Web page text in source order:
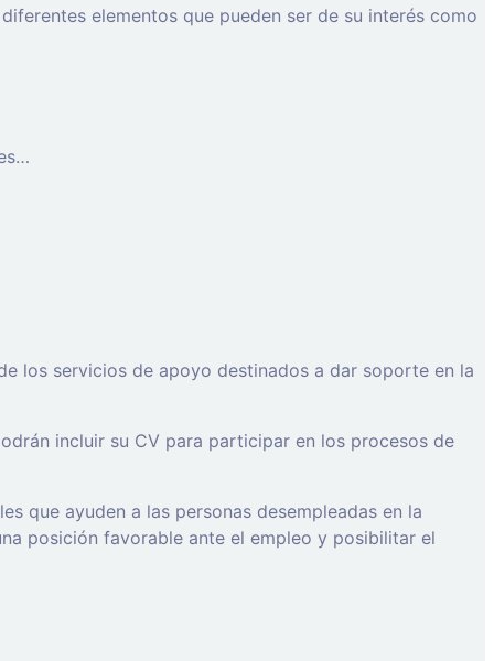
elementos que pueden ser de su interés como
los servicios de apoyo destinados a dar soporte en la
incluir su CV para participar en los procesos de
que ayuden a las personas desempleadas en la
posición favorable ante el empleo y posibilitar el